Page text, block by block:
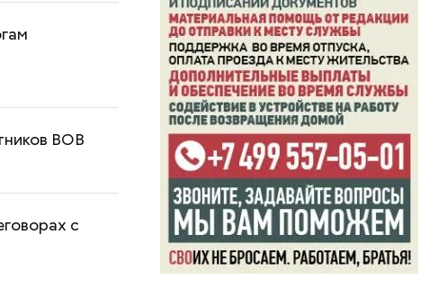
ВОВ
с